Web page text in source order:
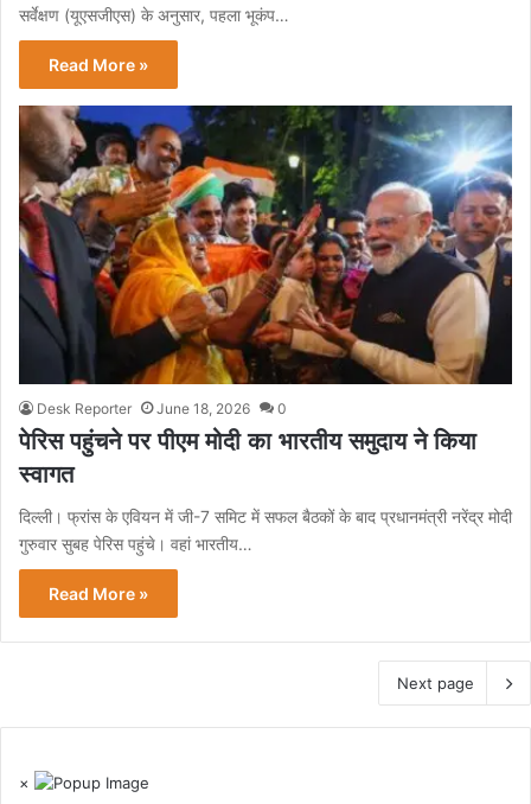
सर्वेक्षण (यूएसजीएस) के अनुसार, पहला भूकंप…
Read More »
Desk Reporter June 18, 2026 0
पेरिस पहुंचने पर पीएम मोदी का भारतीय समुदाय ने किया
स्वागत
दिल्ली। फ्रांस के एवियन में जी-7 समिट में सफल बैठकों के बाद प्रधानमंत्री नरेंद्र मोदी
गुरुवार सुबह पेरिस पहुंचे। वहां भारतीय…
Read More »
Next page
×